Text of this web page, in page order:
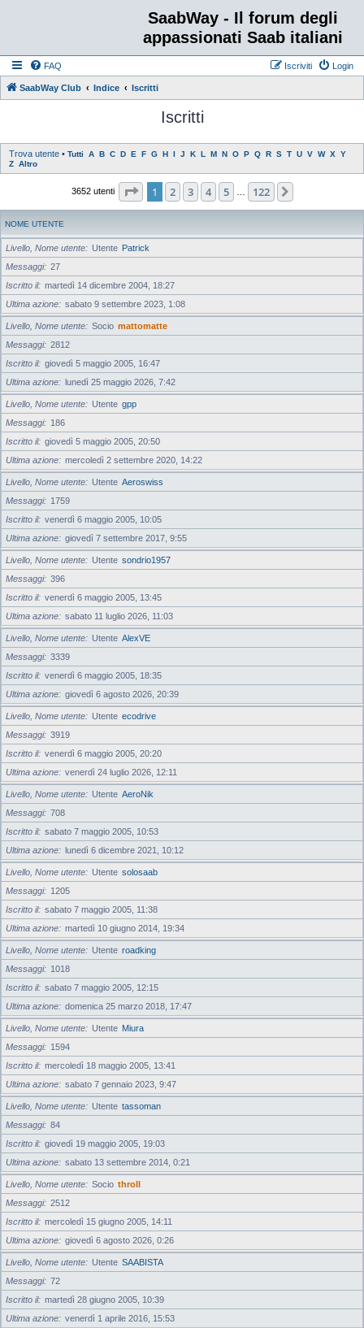
SaabWay - Il forum degli
appassionati Saab italiani
FAQ Login
Iscriviti
SaabWay Club Indice Iscritti
Iscritti
Trova utente • Tutti A B C D E F G H I J K L M N O P Q R S T U V W X Y
Z Altro
3652 utenti Pagina di 122
1 2 3 4 5 122
NOME UTENTE
Livello, Nome utente Utente Patrick
Messaggi
27
Iscritto il
martedì 14 dicembre 2004, 18:27
Ultima azione
sabato 9 settembre 2023, 1:08
Livello, Nome utente Socio mattomatte
Messaggi
2812
Iscritto il
giovedì 5 maggio 2005, 16:47
Ultima azione
lunedì 25 maggio 2026, 7:42
Livello, Nome utente Utente gpp
Messaggi
186
Iscritto il
giovedì 5 maggio 2005, 20:50
Ultima azione
mercoledì 2 settembre 2020, 14:22
Livello, Nome utente Utente Aeroswiss
Messaggi
1759
Iscritto il
venerdì 6 maggio 2005, 10:05
Ultima azione
giovedì 7 settembre 2017, 9:55
Livello, Nome utente Utente sondrio1957
Messaggi
396
Iscritto il
venerdì 6 maggio 2005, 13:45
Ultima azione
sabato 11 luglio 2026, 11:03
Livello, Nome utente Utente AlexVE
Messaggi
3339
Iscritto il
venerdì 6 maggio 2005, 18:35
Ultima azione
giovedì 6 agosto 2026, 20:39
Livello, Nome utente Utente ecodrive
Messaggi
3919
Iscritto il
venerdì 6 maggio 2005, 20:20
Ultima azione
venerdì 24 luglio 2026, 12:11
Livello, Nome utente Utente AeroNik
Messaggi
708
Iscritto il
sabato 7 maggio 2005, 10:53
Ultima azione
lunedì 6 dicembre 2021, 10:12
Livello, Nome utente Utente solosaab
Messaggi
1205
Iscritto il
sabato 7 maggio 2005, 11:38
Ultima azione
martedì 10 giugno 2014, 19:34
Livello, Nome utente Utente roadking
Messaggi
1018
Iscritto il
sabato 7 maggio 2005, 12:15
Ultima azione
domenica 25 marzo 2018, 17:47
Livello, Nome utente Utente Miura
Messaggi
1594
Iscritto il
mercoledì 18 maggio 2005, 13:41
Ultima azione
sabato 7 gennaio 2023, 9:47
Livello, Nome utente Utente tassoman
Messaggi
84
Iscritto il
giovedì 19 maggio 2005, 19:03
Ultima azione
sabato 13 settembre 2014, 0:21
Livello, Nome utente Socio throll
Messaggi
2512
Iscritto il
mercoledì 15 giugno 2005, 14:11
Ultima azione
giovedì 6 agosto 2026, 0:26
Livello, Nome utente Utente SAABISTA
Messaggi
72
Iscritto il
martedì 28 giugno 2005, 10:39
Ultima azione
venerdì 1 aprile 2016, 15:53